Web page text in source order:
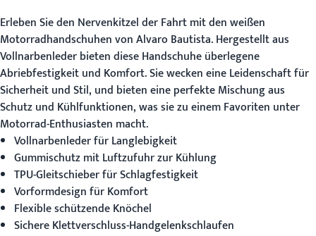
Erleben Sie den Nervenkitzel der Fahrt mit denweißen
Motorradhandschuhenvon Alvaro Bautista. Hergestellt aus
Vollnarbenleder bieten diese Handschuhe überlegene
Abriebfestigkeit und Komfort. Sie wecken eine Leidenschaft für
Sicherheit und Stil, und bieten eine perfekte Mischung aus
Schutz und Kühlfunktionen, was sie zu einem Favoriten unter
Motorrad-Enthusiasten macht.
Vollnarbenleder für Langlebigkeit
Gummischutz mit Luftzufuhr zur Kühlung
TPU-Gleitschieber für Schlagfestigkeit
Vorformdesign für Komfort
Flexible schützende Knöchel
Sichere Klettverschluss-Handgelenkschlaufen